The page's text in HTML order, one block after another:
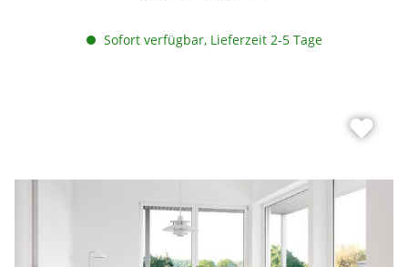
Sofort verfügbar, Lieferzeit 2-5 Tage